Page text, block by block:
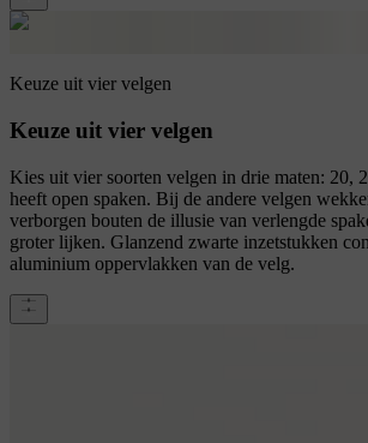
Keuze uit vier velgen
Keuze uit vier velgen
Kies uit vier soorten velgen in drie maten: 20,
heeft open spaken. Bij de andere velgen
verborgen bouten de illusie van verlengde
groter lijken. Glanzend zwarte inzetstukken
aluminium oppervlakken van de velg.